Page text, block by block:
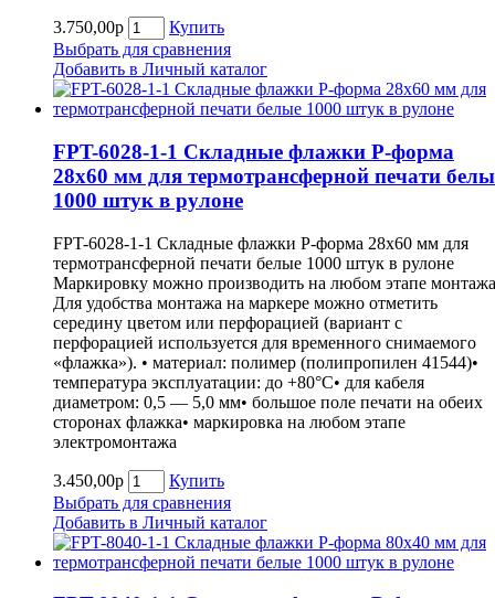
3.750,00р
Купить
Выбрать для сравнения
Добавить в Личный каталог
FPT-6028-1-1 Складные флажки P-форма
28х60 мм для термотрансферной печати
1000 штук в рулоне
FPT-6028-1-1 Складные флажки P-форма 28х60 мм для
термотрансферной печати белые 1000 штук в рулоне
Маркировку можно производить на любом этапе
Для удобства монтажа на маркере можно отметить
середину цветом или перфорацией (вариант с
перфорацией используется для временного снимаемого
«флажка»). • материал: полимер (полипропилен 41544)•
температура эксплуатации: до +80°С• для кабеля
диаметром: 0,5 — 5,0 мм• большое поле печати на обеих
сторонах флажка• маркировка на любом этапе
электромонтажа
3.450,00р
Купить
Выбрать для сравнения
Добавить в Личный каталог